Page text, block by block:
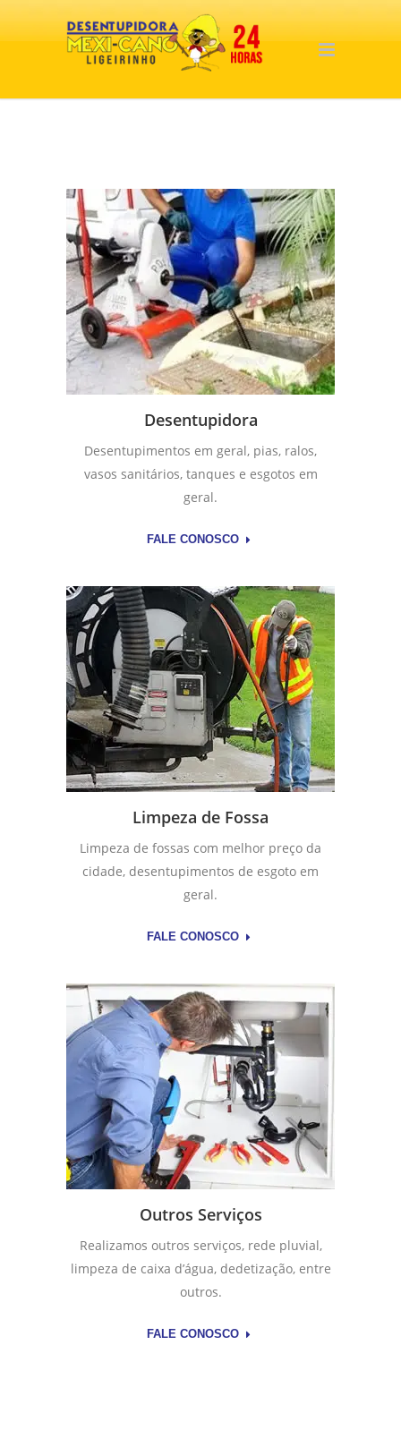
Desentupidora
Desentupimentos em geral, pias, ralos,
vasos sanitários, tanques e esgotos em
geral.
FALE CONOSCO
Limpeza de Fossa
Limpeza de fossas com melhor preço da
cidade, desentupimentos de esgoto em
geral.
FALE CONOSCO
Outros Serviços
Realizamos outros serviços, rede pluvial,
limpeza de caixa d’água, dedetização, entre
outros.
FALE CONOSCO